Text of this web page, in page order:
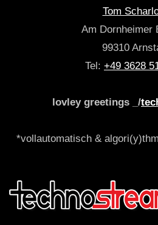
Tom
Am Dornheimer
99310
Tel: +49 3628
lovley greetings _/
*vollautomatisch &